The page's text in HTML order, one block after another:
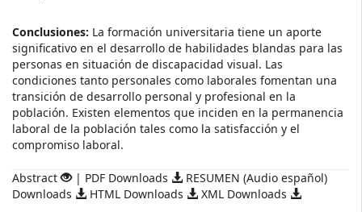
Conclusiones: La formación universitaria tiene un aporte
significativo en el desarrollo de habilidades blandas para las
personas en situación de discapacidad visual. Las
condiciones tanto personales como laborales fomentan una
transición de desarrollo personal y profesional en la
población. Existen elementos que inciden en la permanencia
laboral de la población tales como la satisfacción y el
compromiso laboral.
Abstract | PDF Downloads
RESUMEN (Audio español)
Downloads
HTML Downloads XML Downloads